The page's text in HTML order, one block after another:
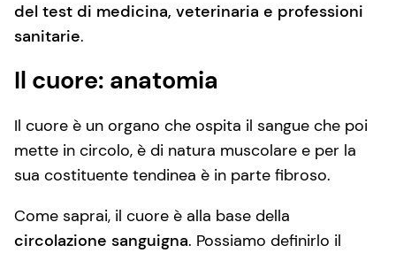
del test di medicina, veterinaria e professioni
sanitarie.
Il cuore: anatomia
Il cuore è un organo che ospita il sangue che poi
mette in circolo, è di natura muscolare e per la
sua costituente tendinea è in parte fibroso.
Come saprai, il cuore è alla base della
circolazione sanguigna. Possiamo definirlo il